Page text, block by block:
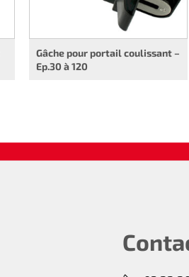
Gâche pour portail coulissant –
Ep.30 à 120